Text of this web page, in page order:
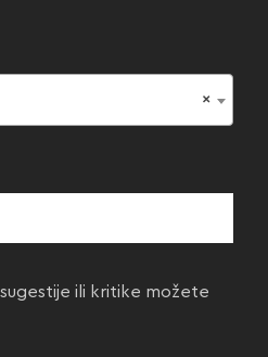
×
ili kritike možete